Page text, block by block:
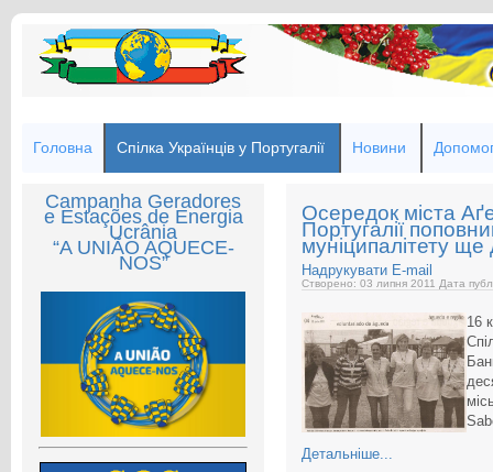
Головна Спілка Українців у Португалії Новини
Campanha Geradores
e Estações de Energia
Ucrânia
“A UNIÃO AQUECE-
NOS”
Осередок міста
Португалії
муніципалітету
Надрукувати E-mail
Створено: 03 липня 2011 Дата
16
Детальніше...